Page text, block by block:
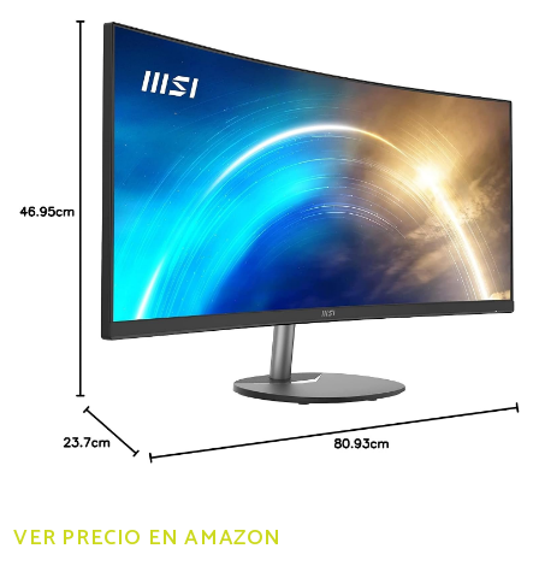
VER PRECIO EN AMAZON